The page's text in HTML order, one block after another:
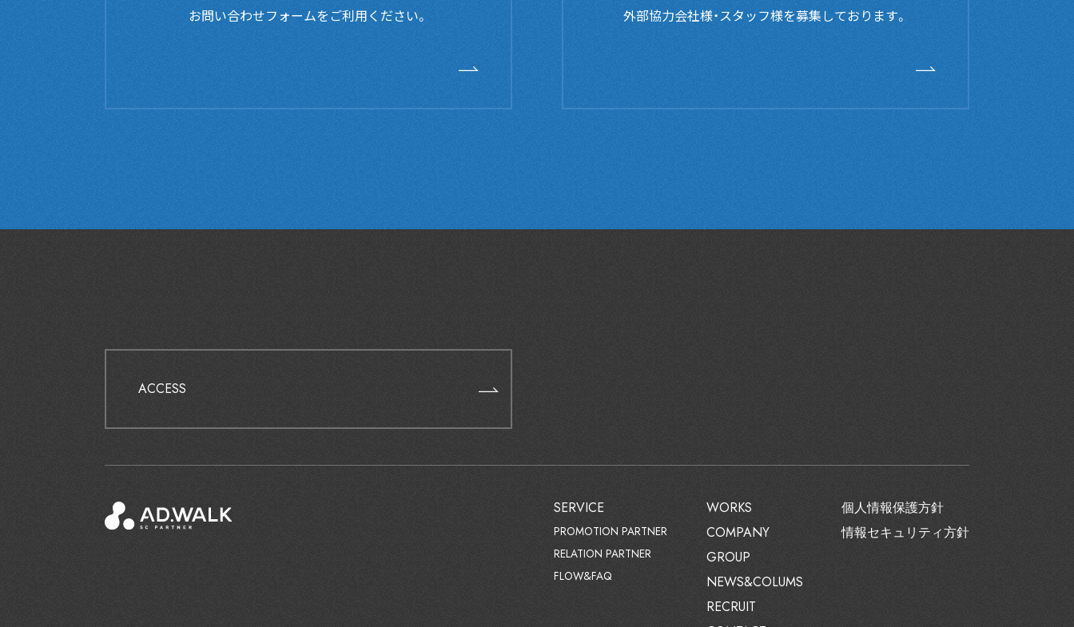
お問い合わせフォームをご利用ください。
外部協力会社様・スタッフ様を募集しております。
ACCESS
SERVICE
PROMOTION PARTNER
RELATION PARTNER
FLOW&FAQ
WORKS
COMPANY
GROUP
NEWS&COLUMS
RECRUIT
個人情報保護方針
情報セキュリティ方針